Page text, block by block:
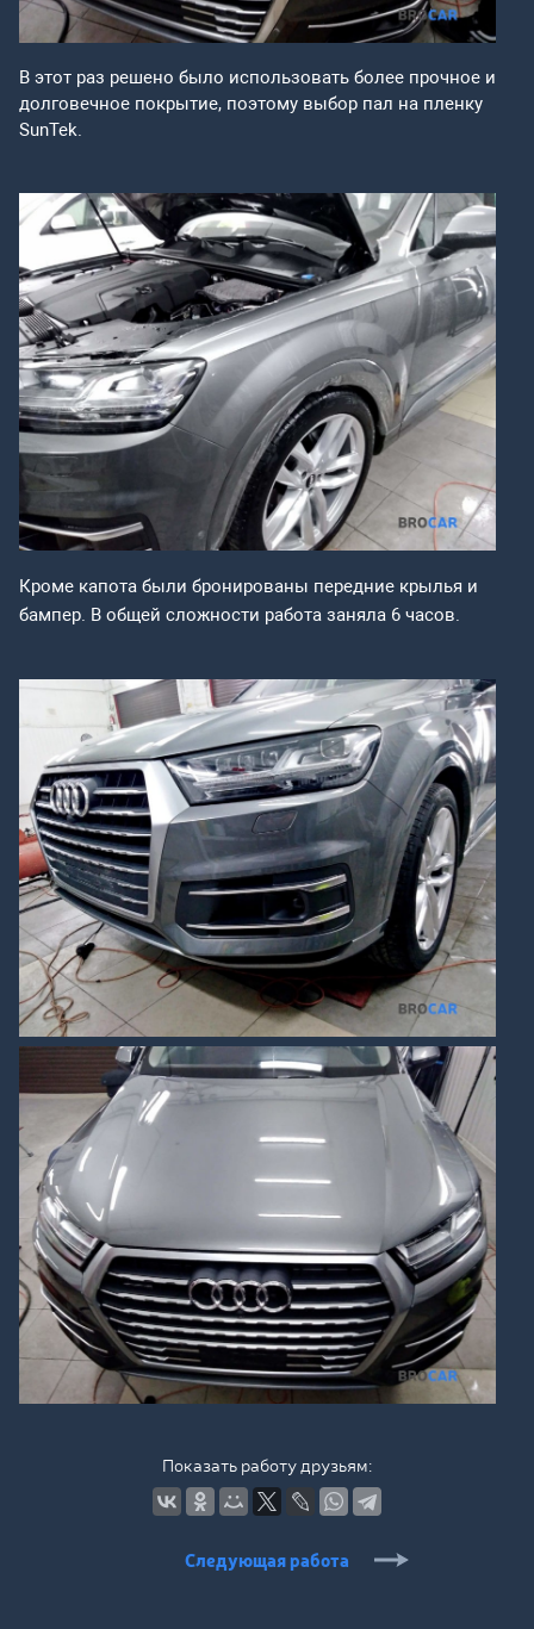
В этот раз решено было использовать более прочное и
долговечное покрытие, поэтому выбор пал на пленку
SunTek.
Кроме капота были бронированы передние крылья и
бампер. В общей сложности работа заняла 6 часов.
Показать работу друзьям:
Следующая работа